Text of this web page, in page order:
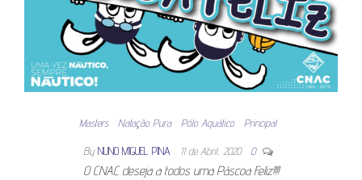
Masters Natação Pura Pólo Aquático Principal
By NUNO MIGUEL PINA 11 de Abril, 2020 0
O CNAC deseja a todos uma Páscoa Feliz!!!!